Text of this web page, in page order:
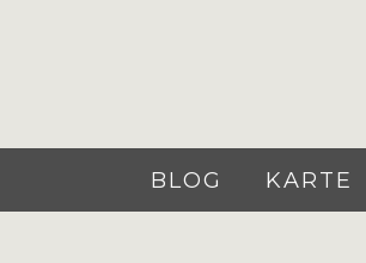
BLOG KARTE